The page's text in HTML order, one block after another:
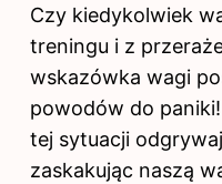
Czy kiedykolwiek
treningu i z
wskazówka wagi
powodów do paniki!
tej sytuacji
zaskakując naszą